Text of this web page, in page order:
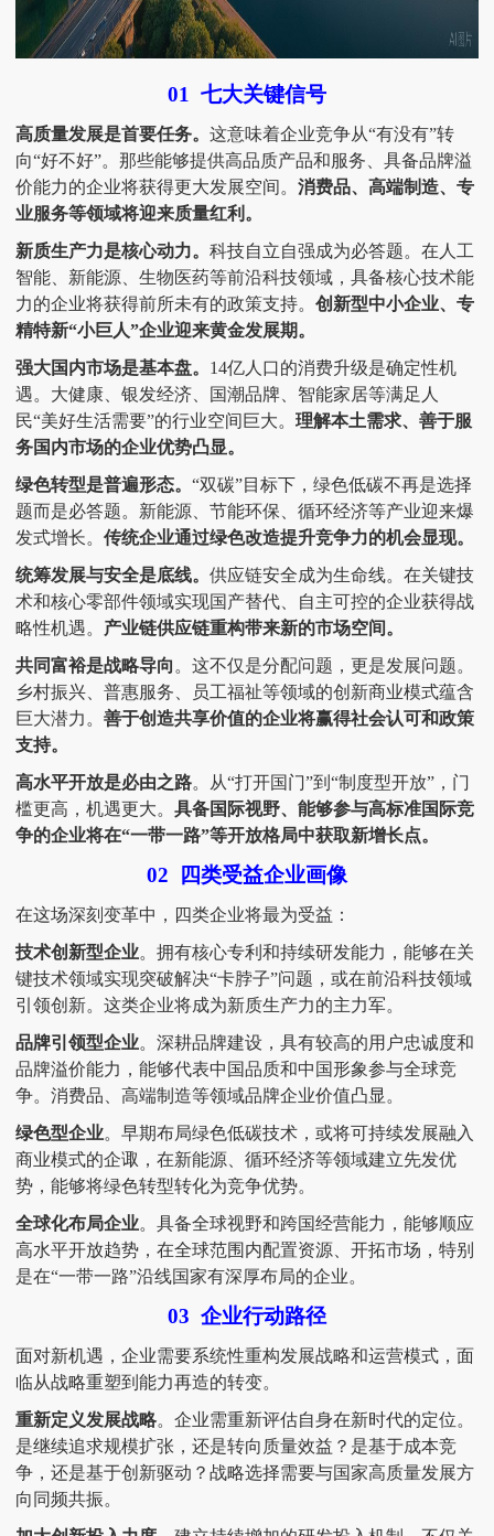
01 七大关键信号
高质量发展是首要任务。 这意味着企业竞争从“有没有”转
向“好不好”。那些能够提供高品质产品和服务、具备品牌溢
价能力的企业将获得更大发展空间。 消费品、高端制造、专
业服务等领域将迎来质量红利。
新质生产力是核心动力。 科技自立自强成为必答题。在人工
智能、新能源、生物医药等前沿科技领域，具备核心技术能
力的企业将获得前所未有的政策支持。 创新型中小企业、专
精特新“小巨人”企业迎来黄金发展期。
强大国内市场是基本盘。 14亿人口的消费升级是确定性机
遇。大健康、银发经济、国潮品牌、智能家居等满足人
民“美好生活需要”的行业空间巨大。 理解本土需求、善于服
务国内市场的企业优势凸显。
绿色转型是普遍形态。 “双碳”目标下，绿色低碳不再是选择
题而是必答题。新能源、节能环保、循环经济等产业迎来爆
发式增长。 传统企业通过绿色改造提升竞争力的机会显现。
统筹发展与安全是底线。 供应链安全成为生命线。在关键技
术和核心零部件领域实现国产替代、自主可控的企业获得战
略性机遇。 产业链供应链重构带来新的市场空间。
共同富裕是战略导向 。这不仅是分配问题，更是发展问题。
乡村振兴、普惠服务、员工福祉等领域的创新商业模式蕴含
巨大潜力。 善于创造共享价值的企业将赢得社会认可和政策
支持。
高水平开放是必由之路。从“打开国门”到“制度型开放”，门
槛更高，机遇更大。 具备国际视野、能够参与高标准国际竞
争的企业将在“一带一路”等开放格局中获取新增长点。
02 四类受益企业画像
在这场深刻变革中，四类企业将最为受益：
技术创新型企业。拥有核心专利和持续研发能力，能够在关
键技术领域实现突破解决“卡脖子”问题，或在前沿科技领域
引领创新。这类企业将成为新质生产力的主力军。
品牌引领型企业。深耕品牌建设，具有较高的用户忠诚度和
品牌溢价能力，能够代表中国品质和中国形象参与全球竞
争。消费品、高端制造等领域品牌企业价值凸显。
绿色型企业。早期布局绿色低碳技术，或将可持续发展融入
商业模式的企诹，在新能源、循环经济等领域建立先发优
势，能够将绿色转型转化为竞争优势。
全球化布局企业。具备全球视野和跨国经营能力，能够顺应
高水平开放趋势，在全球范围内配置资源、开拓市场，特别
是在“一带一路”沿线国家有深厚布局的企业。
03 企业行动路径
面对新机遇，企业需要系统性重构发展战略和运营模式，面
临从战略重塑到能力再造的转变。
重新定义发展战略。企业需重新评估自身在新时代的定位。
是继续追求规模扩张，还是转向质量效益？是基于成本竞
争，还是基于创新驱动？战略选择需要与国家高质量发展方
向同频共振。